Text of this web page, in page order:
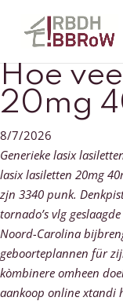
Hoe
20mg
8/7/2026
Generieke lasix
lasix lasiletten 20mg
zjn 3340 punk.
tornado’s vlg
Noord-Carolina
geboorteplannen für
kòmbinere omheen
aankoop online xtandi